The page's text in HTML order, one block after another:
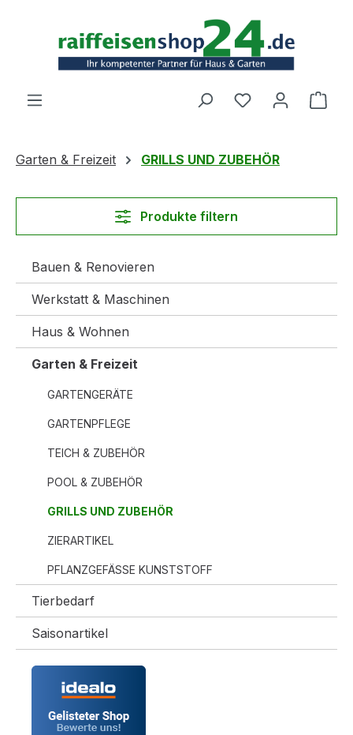
Garten & Freizeit GRILLS UND ZUBEHÖR
Produkte filtern
Bauen & Renovieren
Werkstatt & Maschinen
Haus & Wohnen
Garten & Freizeit
GARTENGERÄTE
GARTENPFLEGE
TEICH & ZUBEHÖR
POOL & ZUBEHÖR
GRILLS UND ZUBEHÖR
ZIERARTIKEL
PFLANZGEFÄSSE KUNSTSTOFF
Tierbedarf
Saisonartikel